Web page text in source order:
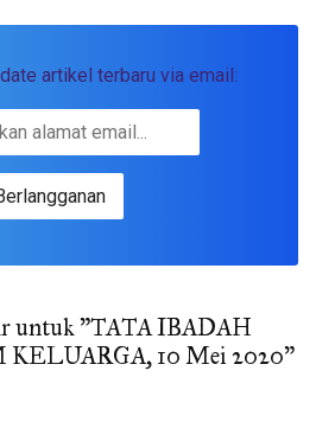
artikel terbaru via email:
untuk "TATA IBADAH
10 Mei 2020"